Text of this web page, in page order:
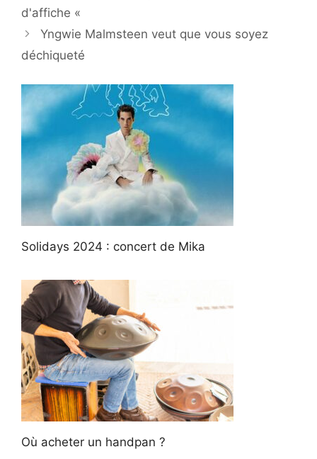
d'affiche «
Yngwie Malmsteen veut que vous soyez
déchiqueté
Solidays 2024 : concert de Mika
Où acheter un handpan ?